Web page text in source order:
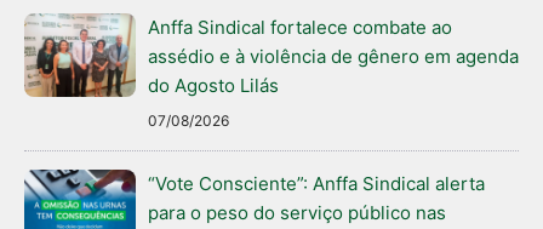
Anffa Sindical fortalece combate ao
assédio e à violência de gênero em agenda
do Agosto Lilás
07/08/2026
“Vote Consciente”: Anffa Sindical alerta
para o peso do serviço público nas